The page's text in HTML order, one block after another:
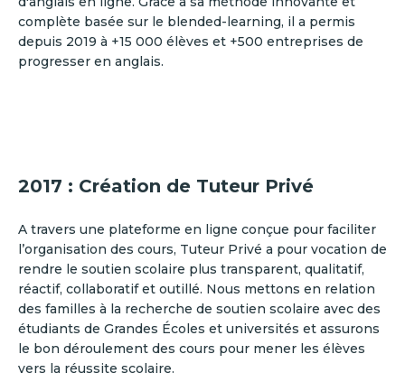
complète basée sur le blended-learning, il a permis
depuis 2019 à +15 000 élèves et +500 entreprises de
progresser en anglais.
2017 : Création de Tuteur Privé
A travers une plateforme en ligne conçue pour faciliter
l’organisation des cours, Tuteur Privé a pour vocation de
rendre le soutien scolaire plus transparent, qualitatif,
réactif, collaboratif et outillé. Nous mettons en relation
des familles à la recherche de soutien scolaire avec des
étudiants de Grandes Écoles et universités et assurons
le bon déroulement des cours pour mener les élèves
vers la réussite scolaire.